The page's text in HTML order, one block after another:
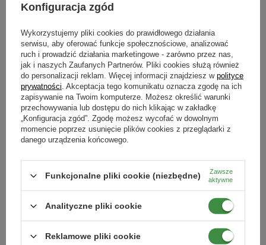
ROZLICZENIA
Narzędzie pozwala sprawdzić aktualny stan Twoich rozliczeń
ze sklepem.
Rozliczenia
ŚRODKI DO WYKORZYSTANIA
Środki do wykorzystania
Konfiguracja zgód
Wykorzystujemy pliki cookies do prawidłowego działania
serwisu, aby oferować funkcje społecznościowe, analizować
ruch i prowadzić działania marketingowe - zarówno przez nas,
jak i naszych Zaufanych Partnerów. Pliki cookies służą również
do personalizacji reklam. Więcej informacji znajdziesz w polityce
prywatności . Akceptacja tego komunikatu oznacza zgodę na ich
zapisywanie na Twoim komputerze. Możesz określić warunki
przechowywania lub dostępu do nich klikając w zakładkę
„Konfiguracja zgód”. Zgodę możesz wycofać w dowolnym
momencie poprzez usunięcie plików cookies z przeglądarki z
danego urządzenia końcowego.
Funkcjonalne pliki cookie (niezbędne)
Zawsze
aktywne
Analityczne pliki cookie
Reklamowe pliki cookie